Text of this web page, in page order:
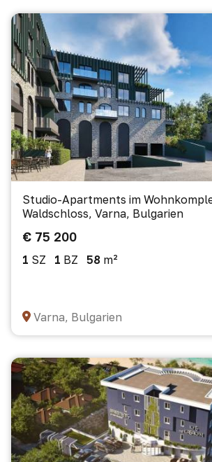
Studio-Apartments im
Waldschloss, Varna, Bulgarien
€ 75 200
1 SZ 1 BZ 58 m²
Varna, Bulgarien